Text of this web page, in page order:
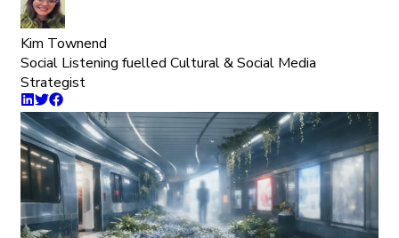
Kim Townend
Social Listening fuelled Cultural & Social Media
Strategist